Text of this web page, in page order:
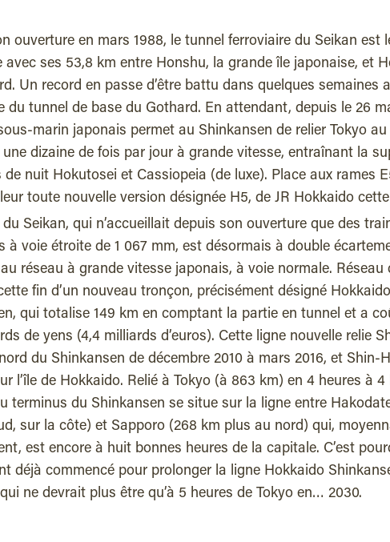
ouverture en mars 1988, le tunnel ferroviaire du Seikan est
avec ses 53,8 km entre Honshu, la grande île japonaise, et
Un record en passe d’être battu dans quelques semaines
du tunnel de base du Gothard. En attendant, depuis le 26
marin japonais permet au Shinkansen de relier Tokyo
dizaine de fois par jour à grande vitesse, entraînant la
de nuit Hokutosei et Cassiopeia (de luxe). Place aux rames
toute nouvelle version désignée H5, de JR Hokkaido
du Seikan, qui n’accueillait depuis son ouverture que des
à voie étroite de 1 067 mm, est désormais à double
réseau à grande vitesse japonais, à voie normale. Réseau
fin d’un nouveau tronçon, précisément désigné Hokkaido
qui totalise 149 km en comptant la partie en tunnel et a
de yens (4,4 milliards d’euros). Cette ligne nouvelle relie
du Shinkansen de décembre 2010 à mars 2016, et Shin-
l’île de Hokkaido. Relié à Tokyo (à 863 km) en 4 heures à 4
terminus du Shinkansen se situe sur la ligne entre
sur la côte) et Sapporo (268 km plus au nord) qui,
est encore à huit bonnes heures de la capitale. C’est
déjà commencé pour prolonger la ligne Hokkaido
ne devrait plus être qu’à 5 heures de Tokyo en… 2030.